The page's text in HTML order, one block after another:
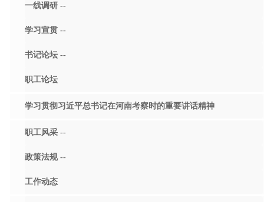
一线调研 --
学习宣贯 --
书记论坛 --
职工论坛
学习贯彻习近平总书记在河南考察时的重要讲话精神
职工风采 --
政策法规 --
工作动态